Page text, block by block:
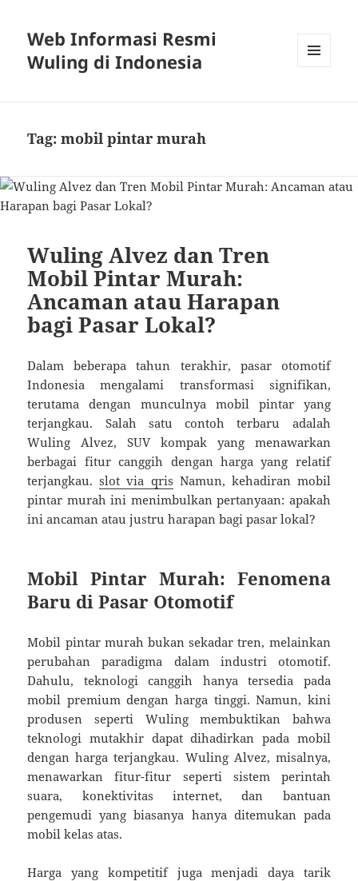
Web Informasi Resmi
Wuling di Indonesia
Tag:mobil pintar murah
Wuling Alvez dan Tren
Mobil Pintar Murah:
Ancaman atau Harapan
bagi Pasar Lokal?
Dalam beberapa tahun terakhir, pasar otomotif
Indonesia mengalami transformasi signifikan,
terutama dengan munculnya mobil pintar yang
terjangkau. Salah satu contoh terbaru adalah
Wuling Alvez, SUV kompak yang menawarkan
berbagai fitur canggih dengan harga yang relatif
terjangkau.slot via qris Namun, kehadiran mobil
pintar murah ini menimbulkan pertanyaan: apakah
ini ancaman atau justru harapan bagi pasar lokal?
Mobil Pintar Murah: Fenomena
Baru di Pasar Otomotif
Mobil pintar murah bukan sekadar tren, melainkan
perubahan paradigma dalam industri otomotif.
Dahulu, teknologi canggih hanya tersedia pada
mobil premium dengan harga tinggi. Namun, kini
produsen seperti Wuling membuktikan bahwa
teknologi mutakhir dapat dihadirkan pada mobil
dengan harga terjangkau. Wuling Alvez, misalnya,
menawarkan fitur-fitur seperti sistem perintah
suara, konektivitas internet, dan bantuan
pengemudi yang biasanya hanya ditemukan pada
mobil kelas atas.
Harga yang kompetitif juga menjadi daya tarik